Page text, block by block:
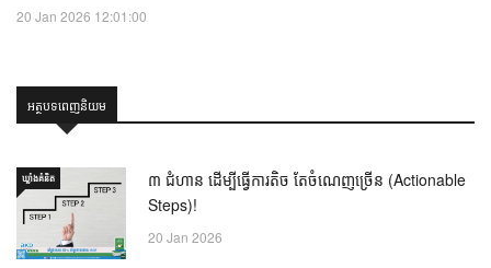
20 Jan 2026 12:01:00
អត្ថបទពេញនិយម
ឃ្លាំង​គំនិត
៣ ជំហាន ដើម្បីធ្វើការតិច តែចំណេញច្រើន (Actionable
Steps)!
20 Jan 2026